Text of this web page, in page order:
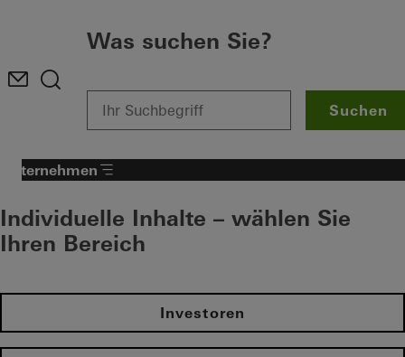
Was suchen Sie?
Suchen
Unternehmen
Individuelle Inhalte – wählen Sie
Ihren Bereich
Investoren